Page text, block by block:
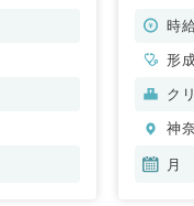
・美容皮
非常勤
時
形
般
ク
神
月